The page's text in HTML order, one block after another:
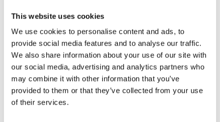
This website uses cookies
We use cookies to personalise content and ads, to
provide social media features and to analyse our traffic.
We also share information about your use of our site with
our social media, advertising and analytics partners who
may combine it with other information that you’ve
provided to them or that they’ve collected from your use
of their services.
1 2 3 >
Events